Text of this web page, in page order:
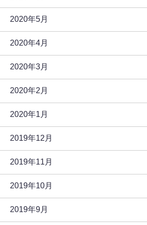
2020年5月
2020年4月
2020年3月
2020年2月
2020年1月
2019年12月
2019年11月
2019年10月
2019年9月